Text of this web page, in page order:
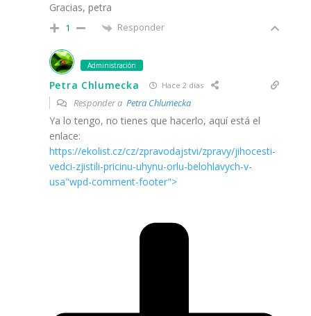
Gracias, petra
1 Responder
Administración
Petra Chlumecka Hace 2 días
Responder a Petra Chlumecka
Ya lo tengo, no tienes que hacerlo, aquí está el
enlace:
https://ekolist.cz/cz/zpravodajstvi/zpravy/jihocesti-
vedci-zjistili-pricinu-uhynu-orlu-belohlavych-v-
usa"wpd-comment-footer">